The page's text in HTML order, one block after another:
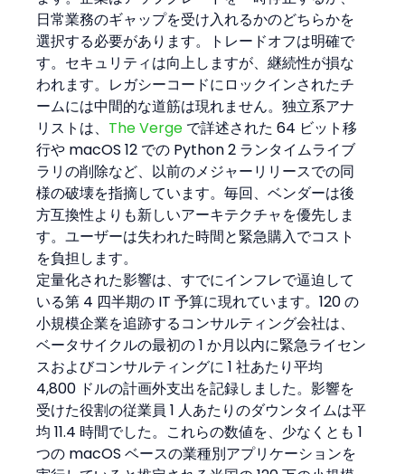
日常業務のギャップを受け入れるかのどちらかを
選択する必要があります。トレードオフは明確で
す。セキュリティは向上しますが、継続性が損な
われます。レガシーコードにロックインされたチ
ームには中間的な道筋は現れません。独立系アナ
リストは、 The Verge で詳述された 64 ビット移
行や macOS 12 での Python 2 ランタイムライブ
ラリの削除など、以前のメジャーリリースでの同
様の破壊を指摘しています。毎回、ベンダーは後
方互換性よりも新しいアーキテクチャを優先しま
す。ユーザーは失われた時間と緊急購入でコスト
を負担します。
定量化された影響は、すでにインフレで逼迫して
いる第 4 四半期の IT 予算に現れています。120 の
小規模企業を追跡するコンサルティング会社は、
ベータサイクルの最初の 1 か月以内に緊急ライセン
スおよびコンサルティングに 1 社あたり平均
4,800 ドルの計画外支出を記録しました。影響を
受けた役割の従業員 1 人あたりのダウンタイムは平
均 11.4 時間でした。これらの数値を、少なくとも 1
つの macOS ベースの業種別アプリケーションを